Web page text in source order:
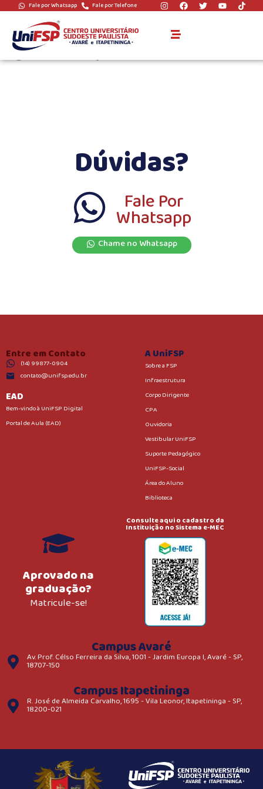
Fale por Whatsapp Fale por Telefone
Cursos de Pós-
graduação
Dúvidas?
Fale Por
Whatsapp
Chame no Whatsapp
Entre em Contato
(14) 99877-0904
contato@unifsp.edu.br
EAD
Bem-vindo à UniFSP Digital
Portal de Aula (EAD)
A UniFSP
Sobre a FSP
Infraestrutura
Corpo Dirigente
CPA
Ouvidoria
Vestibular UniFSP
Suporte Pedagógico
UniFSP-Social
Área do Aluno
Biblioteca
Aprovado na
graduação?
Matricule-se!
Consulte aqui o cadastro da
Instituição no Sistema e-MEC
Campus Avaré
Av. Prof. Célso Ferreira da Silva, 1001 - Jardim Europa I, Avaré - SP,
18707-150
Campus Itapetininga
R. José de Almeida Carvalho, 1695 - Vila Leonor, Itapetininga - SP,
18200-021